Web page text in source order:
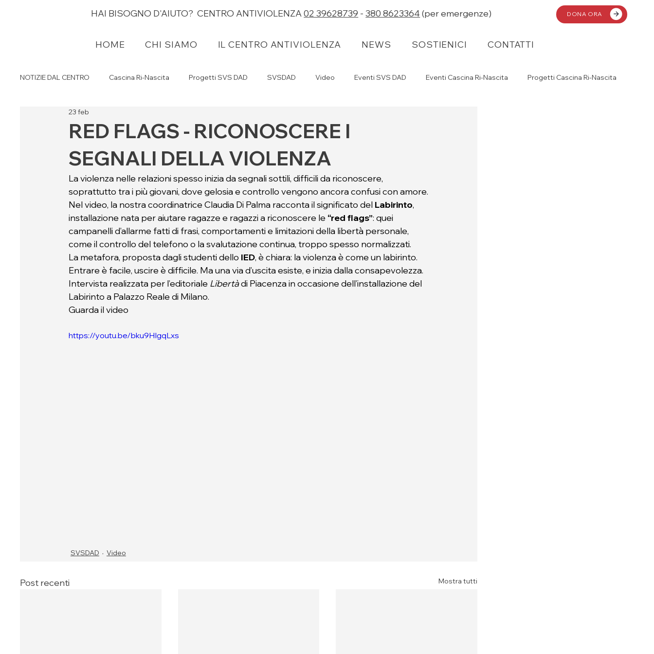
HAI BISOGNO D'AIUTO? CENTRO ANTIVIOLENZA02 39628739 -380 8623364 (per emergenze) DONA ORA
HOME CHI SIAMO IL CENTRO ANTIVIOLENZA NEWS SOSTIENICI CONTATTI
HOME CHI SIAMO IL CENTRO ANTIVIOLENZA NEWS SOSTIENICI CONTATTI
NOTIZIE DAL CENTRO Cascina Ri-Nascita Progetti SVS DAD SVSDAD Video Eventi SVS DAD Eventi Cascina Ri-Nascita Progetti Cascina Ri-Nascita
Alessandra Kustermann
RED FLAGS - RICONOSCERE I
SEGNALI DELLA VIOLENZA
23 feb
La violenza nelle relazioni spesso inizia da segnali sottili, difficili da riconoscere,
soprattutto tra i più giovani, dove gelosia e controllo vengono ancora confusi con amore.
Nel video, la nostra coordinatrice Claudia Di Palma racconta il significato del Labirinto,
installazione nata per aiutare ragazze e ragazzi a riconoscere le “red flags”: quei
campanelli d’allarme fatti di frasi, comportamenti e limitazioni della libertà personale,
come il controllo del telefono o la svalutazione continua, troppo spesso normalizzati.
La metafora, proposta dagli studenti dello IED, è chiara: la violenza è come un labirinto.
Entrare è facile, uscire è difficile. Ma una via d’uscita esiste, e inizia dalla consapevolezza.
Intervista realizzata per l’editoriale Libertà di Piacenza in occasione dell’installazione del
Labirinto a Palazzo Reale di Milano.
Guarda il video
https://youtu.be/bku9HIgqLxs
SVSDAD Video
Post recenti Mostra tutti